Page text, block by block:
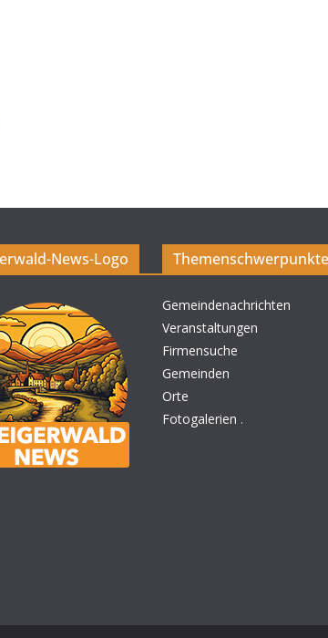
News-Logo Themenschwerpunkte
Gemeindenachrichten
Veranstaltungen
Firmensuche
Gemeinden
Orte
Fotogalerien .